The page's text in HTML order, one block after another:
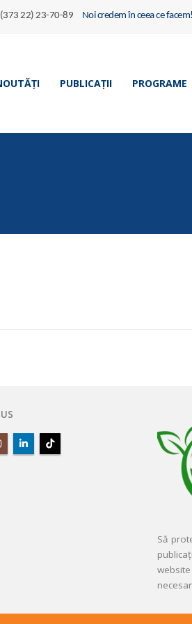
22) 23-70-89 Noi credem în ceea ce facem!
PUBLICAȚII PROGRAME
Să